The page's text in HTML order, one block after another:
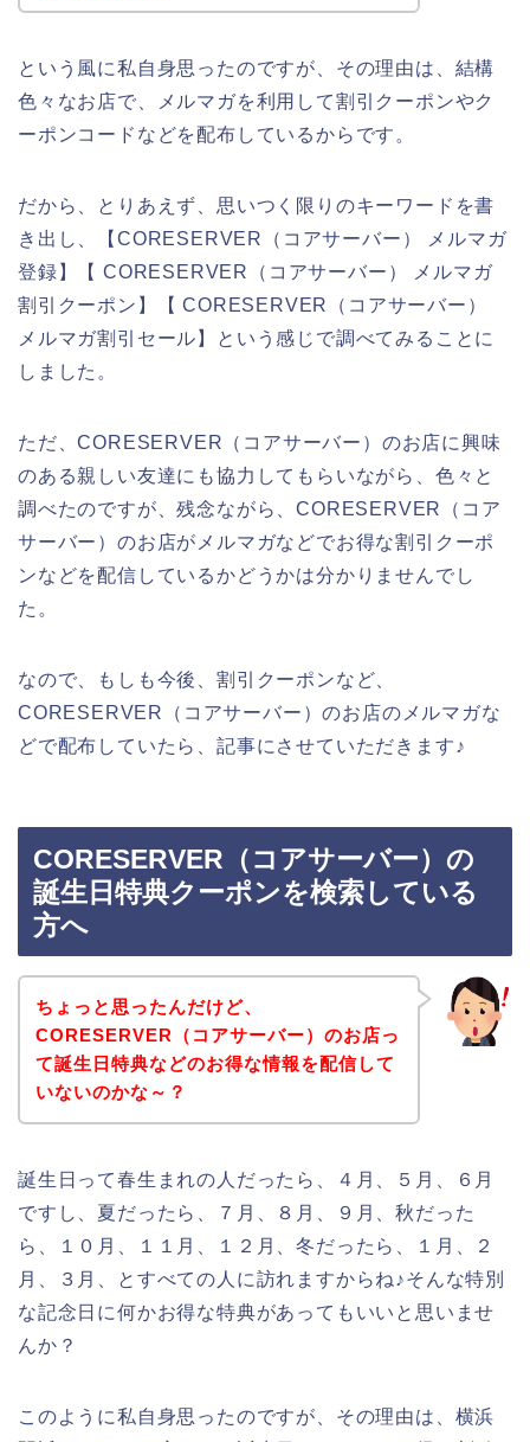
という風に私自身思ったのですが、その理由は、結構
色々なお店で、メルマガを利用して割引クーポンやク
ーポンコードなどを配布しているからです。
だから、とりあえず、思いつく限りのキーワードを書
き出し、【CORESERVER（コアサーバー） メルマガ
登録】【 CORESERVER（コアサーバー） メルマガ
割引クーポン】【 CORESERVER（コアサーバー）
メルマガ割引セール】という感じで調べてみることに
しました。
ただ、CORESERVER（コアサーバー）のお店に興味
のある親しい友達にも協力してもらいながら、色々と
調べたのですが、残念ながら、CORESERVER（コア
サーバー）のお店がメルマガなどでお得な割引クーポ
ンなどを配信しているかどうかは分かりませんでし
た。
なので、もしも今後、割引クーポンなど、
CORESERVER（コアサーバー）のお店のメルマガな
どで配布していたら、記事にさせていただきます♪
CORESERVER（コアサーバー）の
誕生日特典クーポンを検索している
方へ
ちょっと思ったんだけど、
CORESERVER（コアサーバー）のお店っ
て誕生日特典などのお得な情報を配信して
いないのかな～？
誕生日って春生まれの人だったら、４月、５月、６月
ですし、夏だったら、７月、８月、９月、秋だった
ら、１０月、１１月、１２月、冬だったら、１月、２
月、３月、とすべての人に訪れますからね♪そんな特別
な記念日に何かお得な特典があってもいいと思いませ
んか？
このように私自身思ったのですが、その理由は、横浜